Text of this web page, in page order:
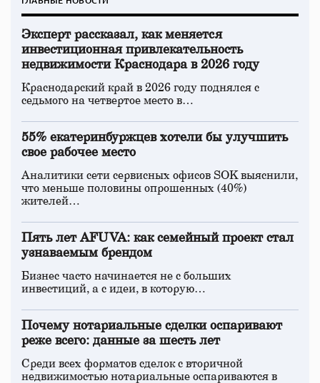
Эксперт рассказал, как меняется
инвестиционная привлекательность
недвижимости Краснодара в 2026 году
Краснодарский край в 2026 году поднялся с
седьмого на четвертое место в…
55% екатеринбуржцев хотели бы улучшить
свое рабочее место
Аналитики сети сервисных офисов SOK выяснили,
что меньше половины опрошенных (40%)
жителей…
Пять лет AFUVA: как семейный проект стал
узнаваемым брендом
Бизнес часто начинается не с больших
инвестиций, а с идеи, в которую…
Почему нотариальные сделки оспаривают
реже всего: данные за шесть лет
Среди всех форматов сделок с вторичной
недвижимостью нотариальные оспариваются в